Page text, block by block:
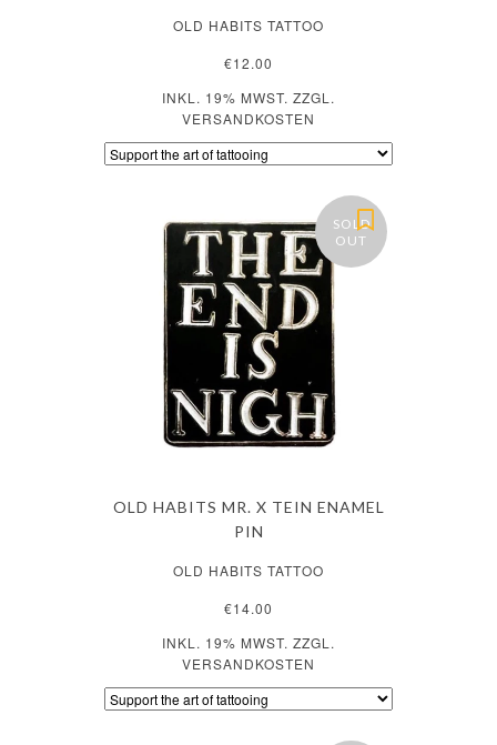
OLD HABITS TATTOO
€12.00
INKL. 19% MWST. ZZGL.
VERSANDKOSTEN
SOLD
OUT
OLD HABITS MR. X TEIN ENAMEL
PIN
OLD HABITS TATTOO
€14.00
INKL. 19% MWST. ZZGL.
VERSANDKOSTEN